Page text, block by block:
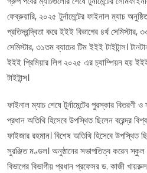
ফেব্রুয়ারি, ২০২৫ টুর্নামেন্টের ফাইনাল ম্যাচ
প্রতিদ্বন্দ্বিতা করে ইইই বিভাগের ৪র্থ
সেমিস্টার, ৩১তম ব্যাচের টিম ইইই টাইটান্স।
ইইই প্রিমিয়ার লিগ ২০২৫ এর চ্যাম্পিয়ন হয়
টাইটান্স।
ফাইনাল ম্যাচ শেষে টুর্নামেন্টের পুরস্কার বিতরণী
প্রধান অতিথি হিসেবে উপস্থিত ছিলেন বরেন্দ্র
ফাইজার রহমান। বিশেষ অতিথি হিসেবে উপস্থিত
সুরঞ্জিত মণ্ডল। অনুষ্ঠানের সভাপতিত্ব করেন
বিভাগের বিভাগীয় প্রধান প্রফেসর ড. কাজী